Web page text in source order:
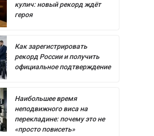
кулич: новый рекорд ждёт
героя
Как зарегистрировать
рекорд России и получить
официальное подтверждение
Наибольшее время
неподвижного виса на
перекладине: почему это не
«просто повисеть»